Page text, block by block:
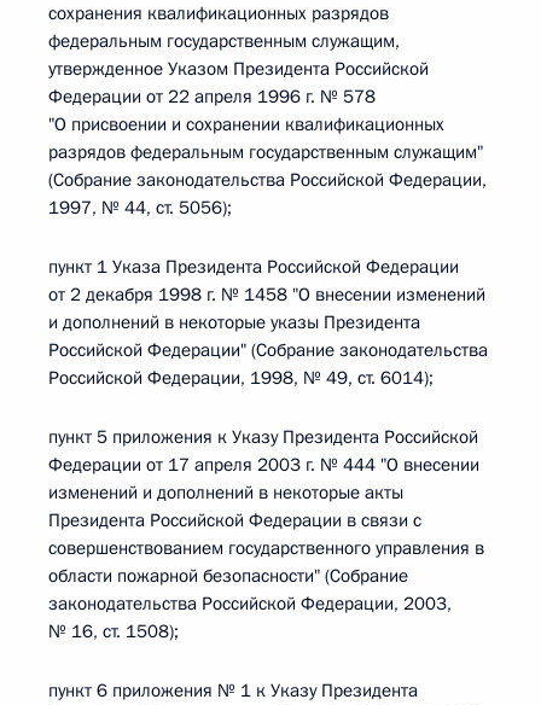
сохранения квалификационных разрядов
федеральным государственным служащим,
утвержденное Указом Президента Российской
Федерации от 22 апреля 1996 г. № 578
"О присвоении и сохранении квалификационных
разрядов федеральным государственным служащим"
(Собрание законодательства Российской Федерации,
1997, № 44, ст. 5056);
пункт 1 Указа Президента Российской Федерации
от 2 декабря 1998 г. № 1458 "О внесении изменений
и дополнений в некоторые указы Президента
Российской Федерации" (Собрание законодательства
Российской Федерации, 1998, № 49, ст. 6014);
пункт 5 приложения к Указу Президента Российской
Федерации от 17 апреля 2003 г. № 444 "О внесении
изменений и дополнений в некоторые акты
Президента Российской Федерации в связи с
совершенствованием государственного управления в
области пожарной безопасности" (Собрание
законодательства Российской Федерации, 2003,
№ 16, ст. 1508);
пункт 6 приложения № 1 к Указу Президента